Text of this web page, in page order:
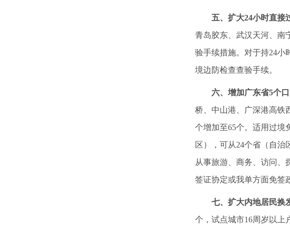
五、扩大24小时直接
青岛胶东、武汉天河、南
验手续措施。对于持24小
境边防检查查验手续。
六、增加广东省5个
桥、中山港、广深港高铁
个增加至65个。适用过境
区），可从24个省（自治
从事旅游、商务、访问、
签证协定或我单方面免签
七、扩大内地居民换
个，试点城市16周岁以上